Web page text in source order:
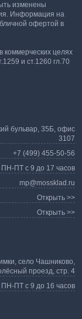
изменены
Информация на
офертой в
целях
и ст.1260 гл.70
бульвар, 35Б, офис
3107
+7 (499) 455-50-56
ПН-ПТ с 9 до 17 часов
mp@mossklad.ru
Открыть >>
Открыть >>
село Чашниково,
проезд, стр. 4
ПН-ПТ с 9 до 16 часов